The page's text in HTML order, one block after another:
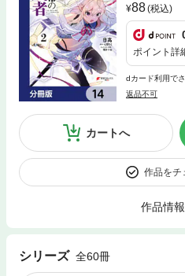
88(税込)
ポイント詳
dカード利用で
返品不可
カートへ
作品をチ
作品情
シリーズ 全60冊